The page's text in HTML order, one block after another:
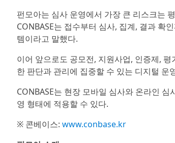
펀모아는 심사 운영에서 가장 큰 리스크는
CONBASE는 접수부터 심사, 집계, 결과 확
템이라고 말했다.
이어 앞으로도 공모전, 지원사업, 인증제,
한 판단과 관리에 집중할 수 있는 디지털 운
CONBASE는 현장 모바일 심사와 온라인
영 형태에 적용할 수 있다.
※ 콘베이스: www.conbase.kr